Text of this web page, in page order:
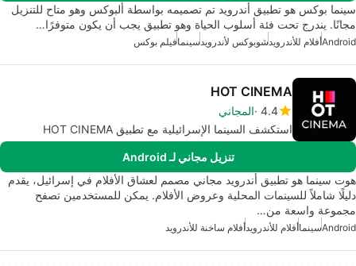
سينما بوكس هو تطبيق أندرويد تم تصميمه بواسطة ألبوكس وهو متاح للتنزيل
مجانًا. يندرج تحت فئة أسلوب الحياة وهو تطبيق يجب أن يكون متوفرًا…
Androidأفلام للأندرويدشوبوكس لأندرويدسينمافيلم بوكس
HOT CINEMA
4.4 المجاني
استكشف السينما الإسرائيلية مع تطبيق HOT CINEMA
تنزيل مجاني لـ Android
هوت سينما هو تطبيق أندرويد مجاني مصمم لعشاق الأفلام في إسرائيل، يقدم
دليلًا شاملاً للسينمات المحلية وعروض الأفلام. يمكن للمستخدمين تصفح
مجموعة واسعة من…
Androidسينماأفلام للأندرويدأفلام ساخنة للأندرويد